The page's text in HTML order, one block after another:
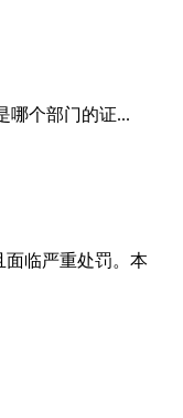
哪个部门的证...
面临严重处罚。本